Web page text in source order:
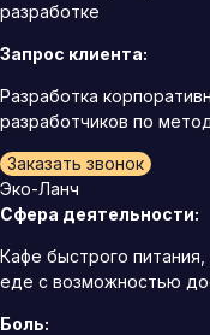
разработке
Запрос клиента:
Разработка
разработчиков по
Заказать звонок
Эко-Ланч
Сфера деятельности:
Кафе быстрого
еде с возможностью
Боль: